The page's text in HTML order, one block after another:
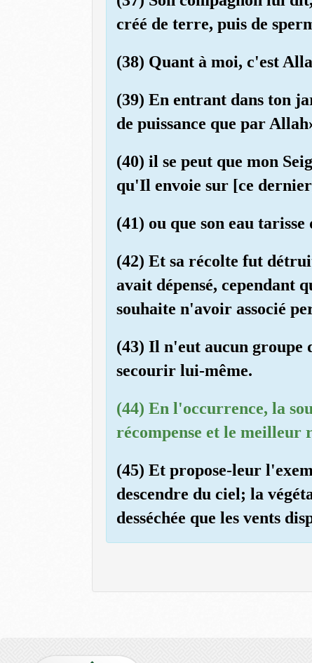
créé de terre, puis de
(38) Quant à moi, c'est
(39) En entrant dans ton
de puissance que par
(40) il se peut que mon
qu'Il envoie sur [ce
(41) ou que son eau
(42) Et sa récolte fut
avait dépensé, cependant
souhaite n'avoir associé
(43) Il n'eut aucun groupe
secourir lui-même.
(44) En l'occurrence, la
récompense et le meilleur
(45) Et propose-leur
descendre du ciel; la
desséchée que les vents